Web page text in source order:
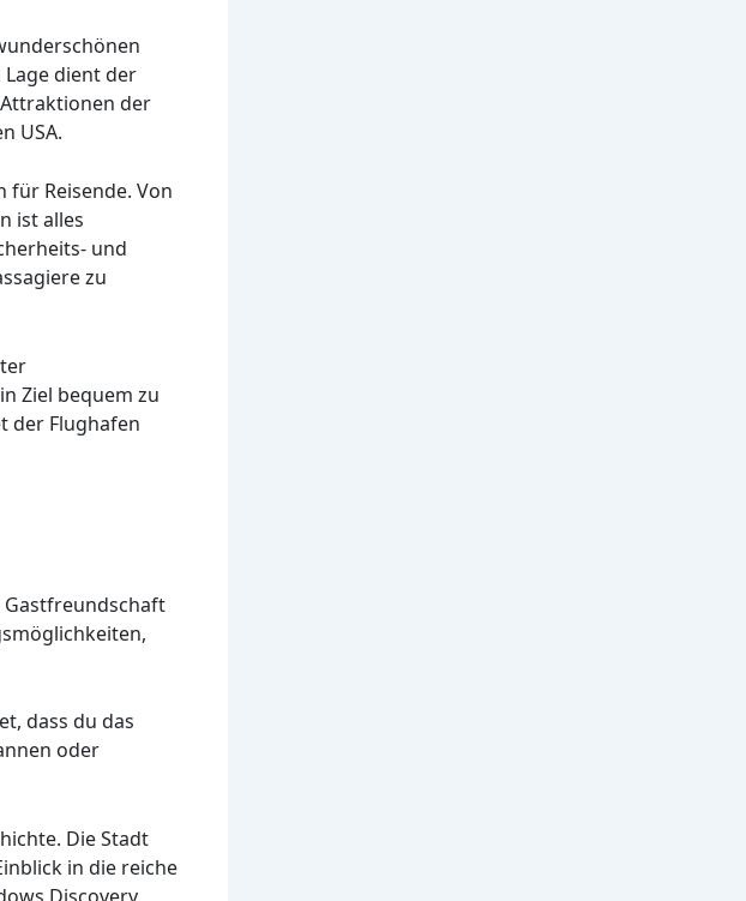
dient der
der
USA.
Reisende. Von
ist alles
und
zu
Ziel bequem zu
der Flughafen
dass du das
oder
Die Stadt
in die reiche